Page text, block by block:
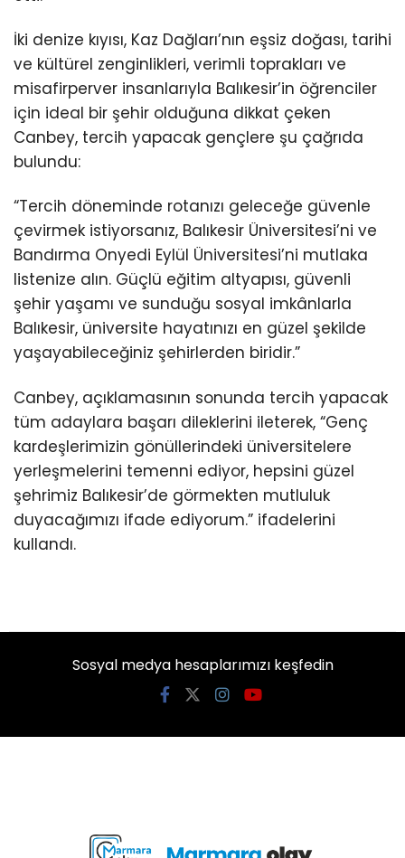
İki denize kıyısı, Kaz Dağları’nın eşsiz doğası, tarihi
ve kültürel zenginlikleri, verimli toprakları ve
misafirperver insanlarıyla Balıkesir’in öğrenciler
için ideal bir şehir olduğuna dikkat çeken
Canbey, tercih yapacak gençlere şu çağrıda
bulundu:
“Tercih döneminde rotanızı geleceğe güvenle
çevirmek istiyorsanız, Balıkesir Üniversitesi’ni ve
Bandırma Onyedi Eylül Üniversitesi’ni mutlaka
listenize alın. Güçlü eğitim altyapısı, güvenli
şehir yaşamı ve sunduğu sosyal imkânlarla
Balıkesir, üniversite hayatınızı en güzel şekilde
yaşayabileceğiniz şehirlerden biridir.”
Canbey, açıklamasının sonunda tercih yapacak
tüm adaylara başarı dileklerini ileterek, “Genç
kardeşlerimizin gönüllerindeki üniversitelere
yerleşmelerini temenni ediyor, hepsini güzel
şehrimiz Balıkesir’de görmekten mutluluk
duyacağımızı ifade ediyorum.” ifadelerini
kullandı.
Sosyal medya hesaplarımızı keşfedin